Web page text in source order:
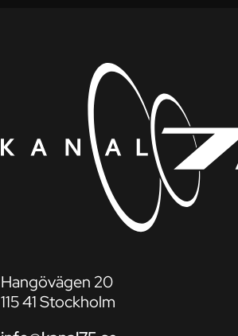
Hangövägen 20
115 41 Stockholm